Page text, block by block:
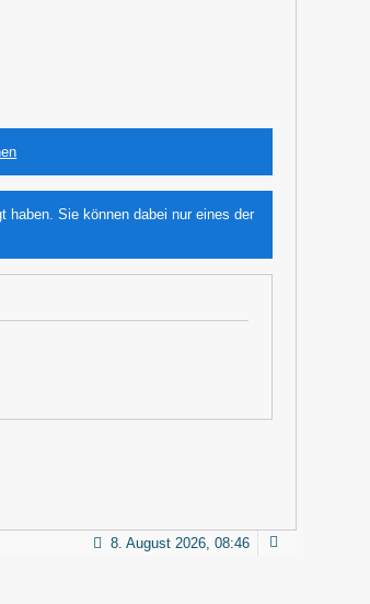
haben. Sie können dabei nur eines der
8. August 2026, 08:46